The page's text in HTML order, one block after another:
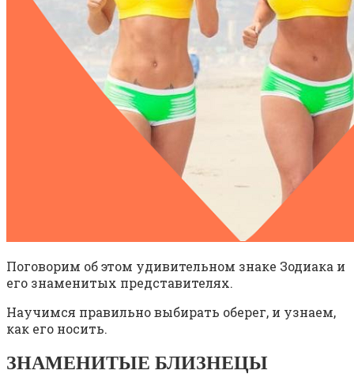
Поговорим об этом удивительном знаке Зодиака и
его знаменитых представителях.
Научимся правильно выбирать оберег, и узнаем,
как его носить.
ЗНАМЕНИТЫЕ БЛИЗНЕЦЫ